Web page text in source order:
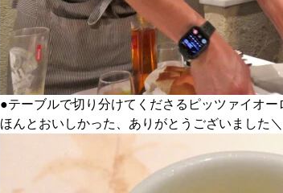
●テーブルで切り分けてくださるピッツァイオー
ほんとおいしかった、ありがとうございました